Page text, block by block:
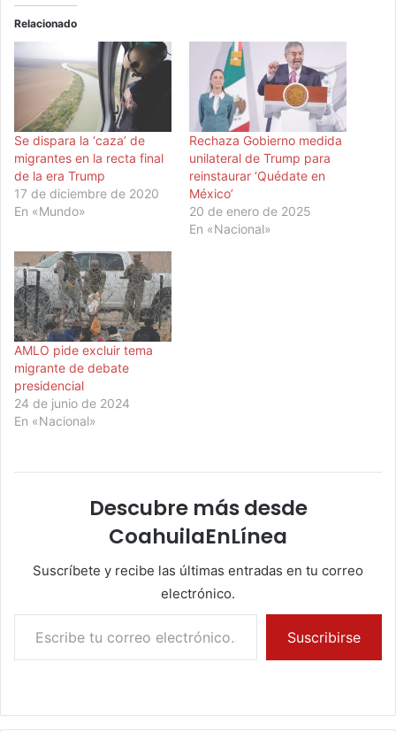
Relacionado
Se dispara la ‘caza’ de
migrantes en la recta final
de la era Trump
17 de diciembre de 2020
En «Mundo»
Rechaza Gobierno medida
unilateral de Trump para
reinstaurar ‘Quédate en
México’
20 de enero de 2025
En «Nacional»
AMLO pide excluir tema
migrante de debate
presidencial
24 de junio de 2024
En «Nacional»
Descubre más desde
CoahuilaEnLínea
Suscríbete y recibe las últimas entradas en tu correo
electrónico.
Escribe tu correo electrónico…
Suscribirse